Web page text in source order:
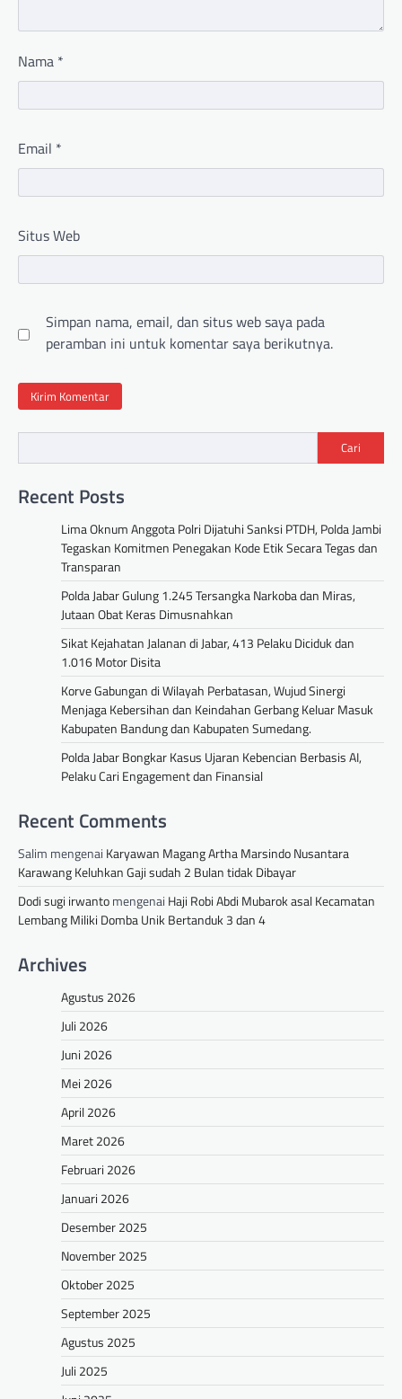
Nama *
Email *
Situs Web
Simpan nama, email, dan situs web saya pada
peramban ini untuk komentar saya berikutnya.
Cari
Recent Posts
Lima Oknum Anggota Polri Dijatuhi Sanksi PTDH, Polda Jambi
Tegaskan Komitmen Penegakan Kode Etik Secara Tegas dan
Transparan
Polda Jabar Gulung 1.245 Tersangka Narkoba dan Miras,
Jutaan Obat Keras Dimusnahkan
Sikat Kejahatan Jalanan di Jabar, 413 Pelaku Diciduk dan
1.016 Motor Disita
Korve Gabungan di Wilayah Perbatasan, Wujud Sinergi
Menjaga Kebersihan dan Keindahan Gerbang Keluar Masuk
Kabupaten Bandung dan Kabupaten Sumedang.
Polda Jabar Bongkar Kasus Ujaran Kebencian Berbasis AI,
Pelaku Cari Engagement dan Finansial
Recent Comments
Salim mengenai Karyawan Magang Artha Marsindo Nusantara
Karawang Keluhkan Gaji sudah 2 Bulan tidak Dibayar
Dodi sugi irwantomengenai Haji Robi Abdi Mubarok asal Kecamatan
Lembang Miliki Domba Unik Bertanduk 3 dan 4
Archives
Agustus 2026
Juli 2026
Juni 2026
Mei 2026
April 2026
Maret 2026
Februari 2026
Januari 2026
Desember 2025
November 2025
Oktober 2025
September 2025
Agustus 2025
Juli 2025